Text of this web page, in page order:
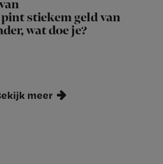
stiekem geld van
wat doe je?
meer